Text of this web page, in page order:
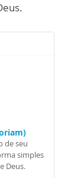
.
de seu
simples
Deus.